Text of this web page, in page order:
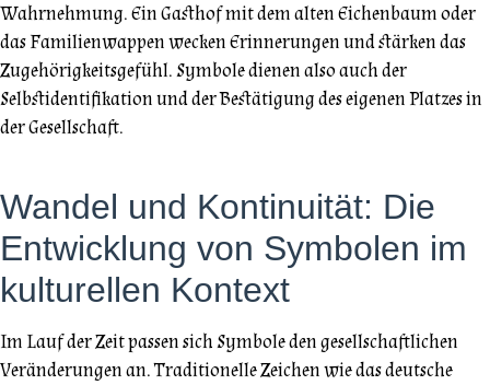
Wahrnehmung. Ein Gasthof mit dem alten Eichenbaum oder
das Familienwappen wecken Erinnerungen und stärken das
Zugehörigkeitsgefühl. Symbole dienen also auch der
Selbstidentifikation und der Bestätigung des eigenen Platzes in
der Gesellschaft.
Wandel und Kontinuität: Die
Entwicklung von Symbolen im
kulturellen Kontext
Im Lauf der Zeit passen sich Symbole den gesellschaftlichen
Veränderungen an. Traditionelle Zeichen wie das deutsche